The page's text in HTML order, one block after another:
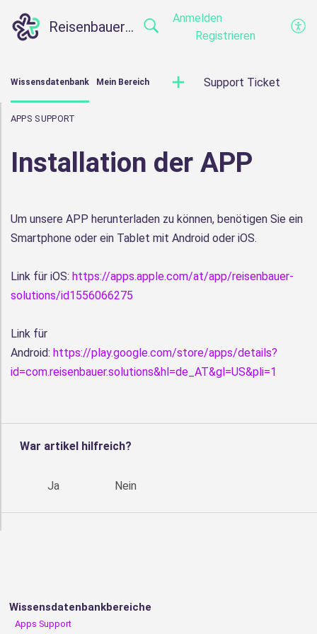
Reisenbauer Solutions Support
Anmelden
Registrieren
Wissensdatenbank Mein Bereich Support Ticket
APPS SUPPORT
Installation der APP
Um unsere APP herunterladen zu können, benötigen Sie ein
Smartphone oder ein Tablet mit Android oder iOS.
Link für iOS: https://apps.apple.com/at/app/reisenbauer-
solutions/id1556066275
Link für
Android: https://play.google.com/store/apps/details?
id=com.reisenbauer.solutions&hl=de_AT&gl=US&pli=1
War artikel hilfreich?
Ja Nein
Wissensdatenbankbereiche
Apps Support